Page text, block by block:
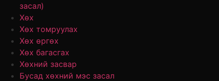
засал)
Хөх
Хөх томруулах
Хөх өргөх
Хөх багасгах
Хөхний засвар
Бусад хөхний мэс засал